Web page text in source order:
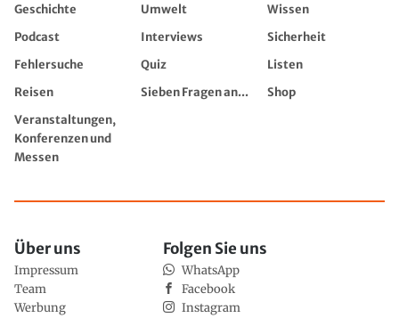
Geschichte Umwelt
Wissen
Podcast
Interviews
Sicherheit
Fehlersuche
Quiz
Listen
Reisen
Sieben Fragen an...
Shop
Veranstaltungen,
Konferenzen und
Messen
Über uns
Impressum
Team
Werbung
Folgen Sie uns
WhatsApp
Facebook
Instagram